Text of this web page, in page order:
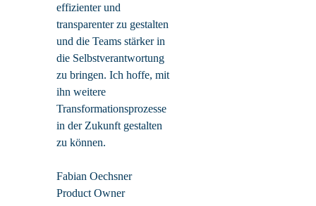
effizienter und
transparenter zu gestalten
und die Teams stärker in
die Selbstverantwortung
zu bringen. Ich hoffe, mit
ihn weitere
Transformationsprozesse
in der Zukunft gestalten
zu können.
Fabian Oechsner
Product Owner